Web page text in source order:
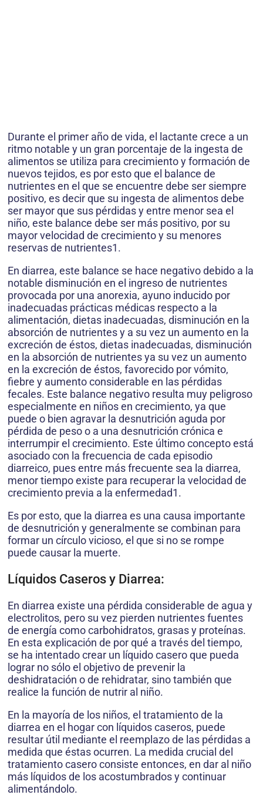
Durante el primer año de vida, el lactante crece a un
ritmo notable y un gran porcentaje de la ingesta de
alimentos se utiliza para crecimiento y formación de
nuevos tejidos, es por esto que el balance de
nutrientes en el que se encuentre debe ser siempre
positivo, es decir que su ingesta de alimentos debe
ser mayor que sus pérdidas y entre menor sea el
niño, este balance debe ser más positivo, por su
mayor velocidad de crecimiento y su menores
reservas de nutrientes1.
En diarrea, este balance se hace negativo debido a la
notable disminución en el ingreso de nutrientes
provocada por una anorexia, ayuno inducido por
inadecuadas prácticas médicas respecto a la
alimentación, dietas inadecuadas, disminución en la
absorción de nutrientes y a su vez un aumento en la
excreción de éstos, dietas inadecuadas, disminución
en la absorción de nutrientes ya su vez un aumento
en la excreción de éstos, favorecido por vómito,
fiebre y aumento considerable en las pérdidas
fecales. Este balance negativo resulta muy peligroso
especialmente en niños en crecimiento, ya que
puede o bien agravar la desnutrición aguda por
pérdida de peso o a una desnutrición crónica e
interrumpir el crecimiento. Este último concepto está
asociado con la frecuencia de cada episodio
diarreico, pues entre más frecuente sea la diarrea,
menor tiempo existe para recuperar la velocidad de
crecimiento previa a la enfermedad1.
Es por esto, que la diarrea es una causa importante
de desnutrición y generalmente se combinan para
formar un círculo vicioso, el que si no se rompe
puede causar la muerte.
Líquidos Caseros y Diarrea:
En diarrea existe una pérdida considerable de agua y
electrolitos, pero su vez pierden nutrientes fuentes
de energía como carbohidratos, grasas y proteínas.
En esta explicación de por qué a través del tiempo,
se ha intentado crear un líquido casero que pueda
lograr no sólo el objetivo de prevenir la
deshidratación o de rehidratar, sino también que
realice la función de nutrir al niño.
En la mayoría de los niños, el tratamiento de la
diarrea en el hogar con líquidos caseros, puede
resultar útil mediante el reemplazo de las pérdidas a
medida que éstas ocurren. La medida crucial del
tratamiento casero consiste entonces, en dar al niño
más líquidos de los acostumbrados y continuar
alimentándolo.